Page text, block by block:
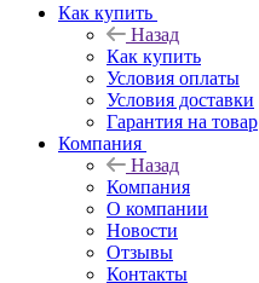
Как купить
Назад
Как купить
Условия оплаты
Условия доставки
Гарантия на товар
Компания
Назад
Компания
О компании
Новости
Отзывы
Контакты